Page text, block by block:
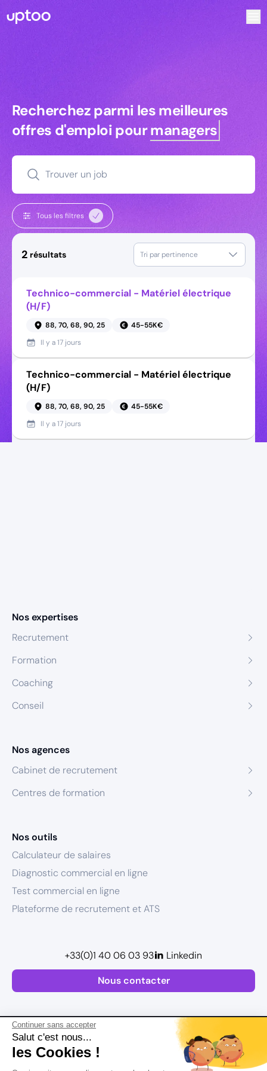
Continuer sans accepter
Salut c'est nous...
les Cookies !
Recherchez parmi les meilleures
Recherchez parmi les meilleures
offres d'emploi pourmanagers
Trouver un job
Tous les filtres
2 résultats Tri par pertinence
Technico-commercial - Matériel électrique
(H/F)
88, 70, 68, 90, 25
45-55K€
Il y a17 jours
Technico-commercial - Matériel électrique
(H/F)
88, 70, 68, 90, 25
45-55K€
Il y a17 jours
Nos expertises
Recrutement
Formation
Coaching
Conseil
Nos agences
Cabinet de recrutement
Centres de formation
Nos outils
Calculateur de salaires
Diagnostic commercial en ligne
Test commercial en ligne
Plateforme de recrutement et ATS
Nous contacter
+33(0)1 40 06 03 93 Linkedin